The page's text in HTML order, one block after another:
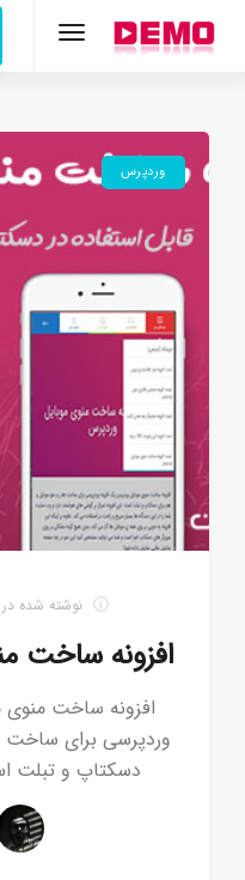
وردپرس
نوشته شده در
افزونه ساخت
افزونه ساخت منوی
وردپرسی برای ساخت
دسکتاپ و تبلت